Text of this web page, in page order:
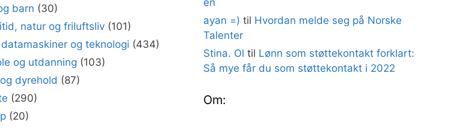
barn (30)
natur og friluftsliv (101)
og teknologi (434)
og utdanning (103)
dyrehold (87)
(290)
(20)
en
ayan =) til Hvordan melde seg på Norske
Talenter
Stina. Ol til Lønn som støttekontakt forklart:
Så mye får du som støttekontakt i 2022
Om: